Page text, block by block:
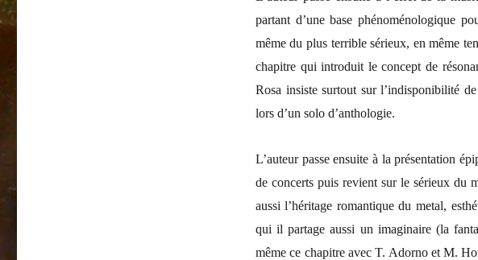
partant d’une base phénoménologique
même du plus terrible sérieux, en même
chapitre qui introduit le concept de
Rosa insiste surtout sur l’indisponibilité
lors d’un solo d’anthologie.
L’auteur passe ensuite à la présentation
de concerts puis revient sur le sérieux du
aussi l’héritage romantique du metal,
qui il partage aussi un imaginaire (la
même ce chapitre avec T. Adorno et M.